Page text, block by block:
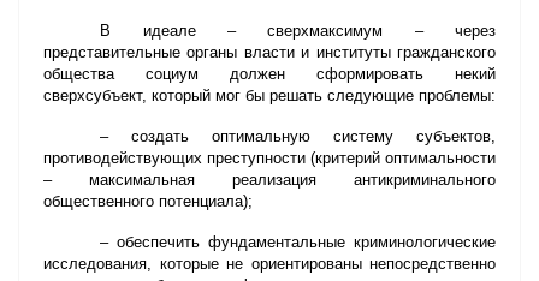
В идеале – сверхмаксимум – через
представительные органы власти и институты гражданского
общества социум должен сформировать некий
сверхсубъект, который мог бы решать следующие проблемы:
– создать оптимальную систему субъектов,
противодействующих преступности (критерий оптимальности
– максимальная реализация антикриминального
общественного потенциала);
– обеспечить фундаментальные криминологические
исследования, которые не ориентированы непосредственно